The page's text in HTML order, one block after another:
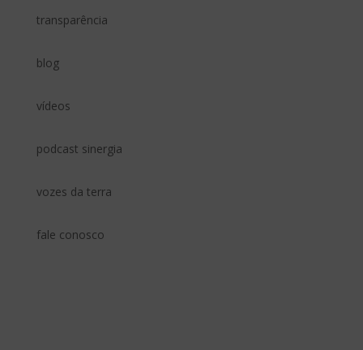
transparência
blog
vídeos
podcast sinergia
vozes da terra
fale conosco